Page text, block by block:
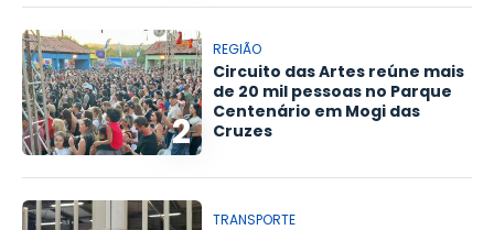
2
REGIÃO
Circuito das Artes reúne mais
de 20 mil pessoas no Parque
Centenário em Mogi das
Cruzes
TRANSPORTE